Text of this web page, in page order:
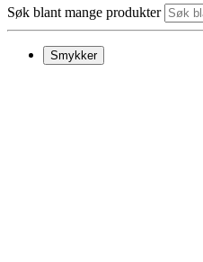
Søk blant mange produkter
Smykker